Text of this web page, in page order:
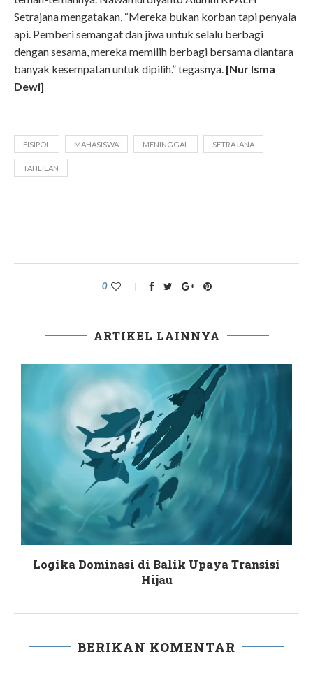
Setrajana mengatakan, “Mereka bukan korban tapi penyala
api. Pemberi semangat dan jiwa untuk selalu berbagi
dengan sesama, mereka memilih berbagi bersama diantara
banyak kesempatan untuk dipilih.” tegasnya. [Nur Isma
Dewi]
FISIPOL MAHASISWA MENINGGAL SETRAJANA
TAHLILAN
0
ARTIKEL LAINNYA
Logika Dominasi di Balik Upaya Transisi
Hijau
BERIKAN KOMENTAR